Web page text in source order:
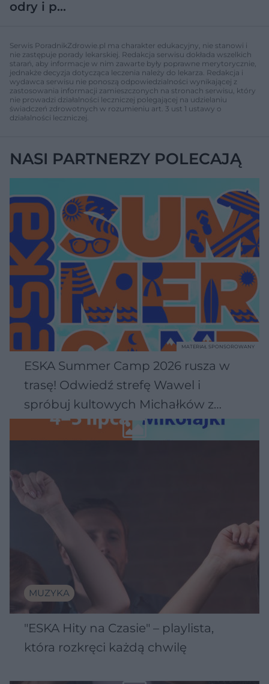
odry i p…
Serwis PoradnikZdrowie.pl ma charakter edukacyjny, nie stanowi i
nie zastępuje porady lekarskiej. Redakcja serwisu dokłada wszelkich
starań, aby informacje w nim zawarte były poprawne merytorycznie,
jednakże decyzja dotycząca leczenia należy do lekarza. Redakcja i
wydawca serwisu nie ponoszą odpowiedzialności wynikającej z
zastosowania informacji zamieszczonych na stronach serwisu, który
nie prowadzi działalności leczniczej polegającej na udzielaniu
świadczeń zdrowotnych w rozumieniu art. 3 ust 1 ustawy o
działalności leczniczej.
NASI PARTNERZY POLECAJĄ
ESKA Summer Camp 2026 rusza w
trasę! Odwiedź strefę Wawel i
spróbuj kultowych Michałków z
Wawelu
MATERIAŁ SPONSOROWANY
MUZYKA
"ESKA Hity na Czasie" – playlista,
która rozkręci każdą chwilę